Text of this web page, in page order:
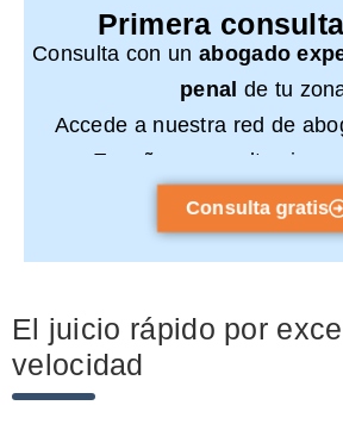
Primera
Consulta con un abogado
penal de tu
Accede a nuestra red de
España y consulta sin
Consulta gratis
El juicio rápido por
velocidad